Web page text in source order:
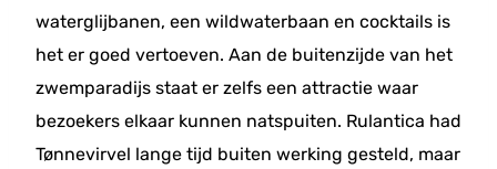
waterglijbanen, een wildwaterbaan en cocktails is
het er goed vertoeven. Aan de buitenzijde van het
zwemparadijs staat er zelfs een attractie waar
bezoekers elkaar kunnen natspuiten. Rulantica had
Tønnevirvel lange tijd buiten werking gesteld, maar